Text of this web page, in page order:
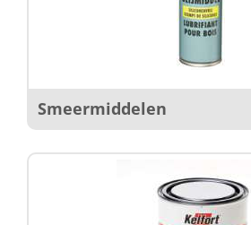
Smeermiddelen